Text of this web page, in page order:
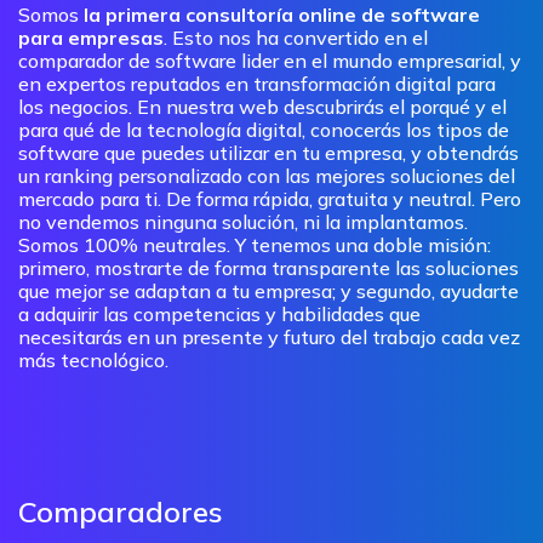
Somos la primera consultoría online de software
para empresas. Esto nos ha convertido en el
comparador de software lider en el mundo empresarial, y
en expertos reputados en transformación digital para
los negocios. En nuestra web descubrirás el porqué y el
para qué de la tecnología digital, conocerás los tipos de
software que puedes utilizar en tu empresa, y obtendrás
un ranking personalizado con las mejores soluciones del
mercado para ti. De forma rápida, gratuita y neutral. Pero
no vendemos ninguna solución, ni la implantamos.
Somos 100% neutrales. Y tenemos una doble misión:
primero, mostrarte de forma transparente las soluciones
que mejor se adaptan a tu empresa; y segundo, ayudarte
a adquirir las competencias y habilidades que
necesitarás en un presente y futuro del trabajo cada vez
más tecnológico.
Comparadores